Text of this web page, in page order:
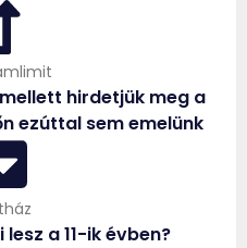
hirdetjük meg a
ezúttal sem emelünk
lesz a 11-ik évben?